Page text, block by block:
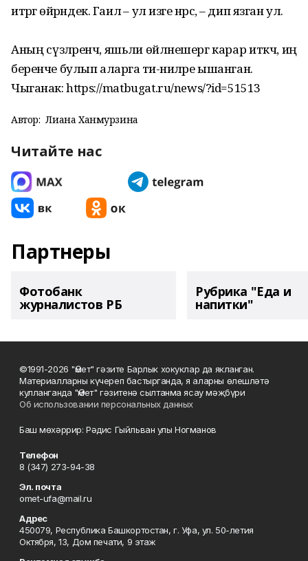
итәргә өйрәндек. Гаилә – ул изге нәрсә, – дип язган ул.
Аның сүзләренчә, яшьли өйләнешергә карар иткәч, иң
беренче булып аларга әти-әниләре ышанган.
Чыганак: https://matbugat.ru/news/?id=51513
Автор: Лиана Ханмурзина
Читайте нас
Партнеры
Фотобанк
журналистов РБ
Рубрика "Еда и
напитки"
©1991-2026 "Өмет" гәзите Барлык хокуклар да якланган.
Материалларны күчереп бастырганда, я аларны өлешләтә
кулланганда "Өмет" гәзитенә сылтанма ясау мәҗбүри
Об использовании персональных данных
Баш мөхәррир: Рәдис Гыйльван улы Ногманов
Телефон
8 (347) 273-94-38
Эл. почта
omet-ufa@mail.ru
Адрес
450079, Республика Башкортостан, г. Уфа, ул. 50-летия
Октября, 13, Дом печати, 9 этаж